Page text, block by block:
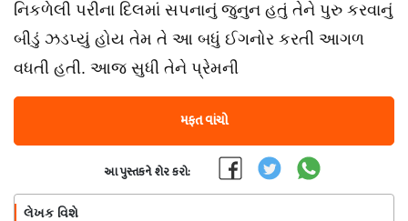
નિકળેલી પરીના દિલમાં સપનાનું જુનુન હતું તેને પુરુ કરવાનું
બીડું ઝડપ્યું હોય તેમ તે આ બધું ઈગનોર કરતી આગળ
વધતી હતી. આજ સુધી તેને પ્રેમની
મફત વાંચો
આ પુસ્તકને શેર કરો:
લેખક વિશે